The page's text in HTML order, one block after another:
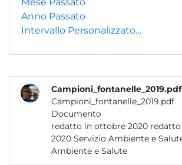
Anno Passato
Intervallo Personalizzato…
Campioni_fontanelle_2019.pdf
Campioni_fontanelle_2019.pdf
Documento
redatto in ottobre 2020 redatto in ottobre
2020 Servizio Ambiente e Salute Servizio
Ambiente e Salute